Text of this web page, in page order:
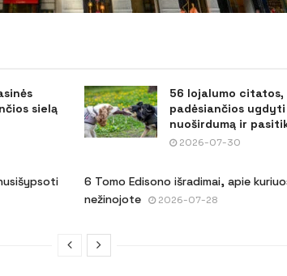
sielą
56 lojalumo citatos,
padėsiančios ugdyti
nuoširdumą ir
2026-07-30
6 Tomo Edisono išradimai, apie
nežinojote
2026-07-28